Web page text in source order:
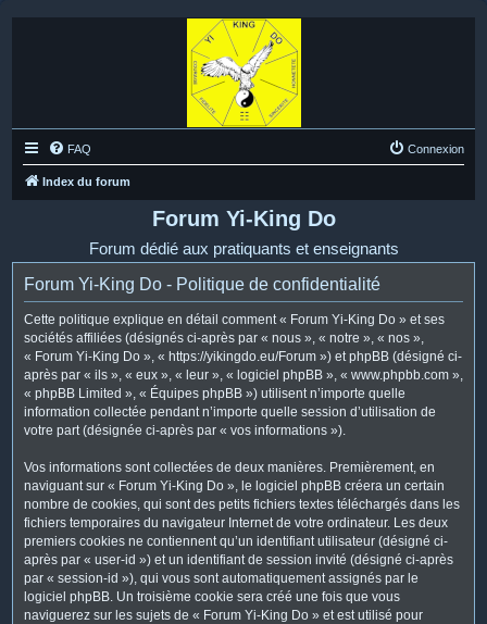
FAQ Connexion
Index du forum
Forum Yi-King Do
Forum dédié aux pratiquants et enseignants
Forum Yi-King Do - Politique de confidentialité
Cette politique explique en détail comment « Forum Yi-King Do » et ses
sociétés affiliées (désignés ci-après par « nous », « notre », « nos »,
« Forum Yi-King Do », « https://yikingdo.eu/Forum ») et phpBB (désigné ci-
après par « ils », « eux », « leur », « logiciel phpBB », « www.phpbb.com »,
« phpBB Limited », « Équipes phpBB ») utilisent n’importe quelle
information collectée pendant n’importe quelle session d’utilisation de
votre part (désignée ci-après par « vos informations »).
Vos informations sont collectées de deux manières. Premièrement, en
naviguant sur « Forum Yi-King Do », le logiciel phpBB créera un certain
nombre de cookies, qui sont des petits fichiers textes téléchargés dans les
fichiers temporaires du navigateur Internet de votre ordinateur. Les deux
premiers cookies ne contiennent qu’un identifiant utilisateur (désigné ci-
après par « user-id ») et un identifiant de session invité (désigné ci-après
par « session-id »), qui vous sont automatiquement assignés par le
logiciel phpBB. Un troisième cookie sera créé une fois que vous
naviguerez sur les sujets de « Forum Yi-King Do » et est utilisé pour